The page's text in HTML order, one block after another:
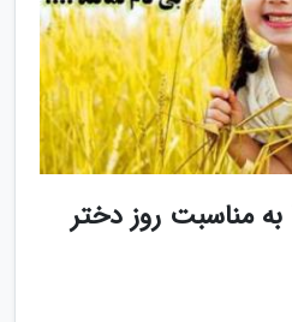
مناسبت روز دختر